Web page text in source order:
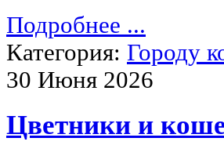
Подробнее ...
Категория: Городу
30 Июня 2026
Цветники и